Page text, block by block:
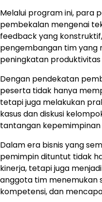
Melalui program ini, para
pembekalan mengenai
feedback yang
pengembangan tim yang
peningkatan
Dengan pendekatan
peserta tidak hanya
tetapi juga melakukan
kasus dan diskusi
tantangan kepemimpinan
Dalam era bisnis yang
pemimpin dituntut tidak
kinerja, tetapi juga
anggota tim menemukan
kompetensi, dan